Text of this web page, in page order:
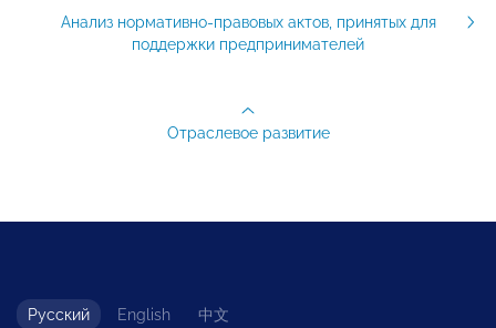
Анализ нормативно-правовых актов, принятых для
поддержки предпринимателей
Отраслевое развитие
Русский English 中文